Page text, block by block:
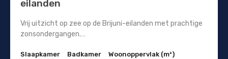
eilanden
Vrij uitzicht op zee op de Brijuni-eilanden met prachtige
zonsondergangen.…
Slaapkamer
Badkamer
Woonoppervlak (m²)